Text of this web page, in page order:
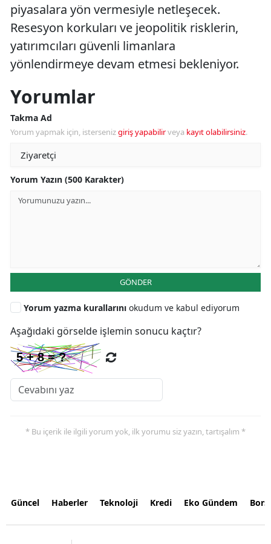
piyasalara yön vermesiyle netleşecek.
Resesyon korkuları ve jeopolitik risklerin,
yatırımcıları güvenli limanlara
yönlendirmeye devam etmesi bekleniyor.
Yorumlar
Takma Ad
Yorum yapmak için, istersenizgiriş yapabilirveya kayıt olabilirsiniz.
Yorum Yazın (500 Karakter)
GÖNDER
Yorum yazma kurallarını okudum ve kabul ediyorum
Aşağıdaki görselde işlemin sonucu kaçtır?
* Bu içerik ile ilgili yorum yok, ilk yorumu siz yazın, tartışalım *
Güncel Haberler Teknoloji Kredi Eko Gündem